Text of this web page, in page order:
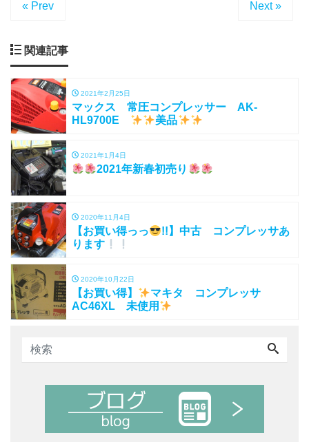
« Prev Next »
関連記事
2021年2月25日
マックス 常圧コンプレッサー AK-
HL9700E
美品
2021年1月4日
2021年新春初売り
2020年11月4日
【お買い得っっ
!!】中古 コンプレッサあ
ります
2020年10月22日
【お買い得】
マキタ コンプレッサ
AC46XL 未使用